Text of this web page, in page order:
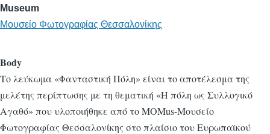
Museum
Μουσείο Φωτογραφίας Θεσσαλονίκης
Body
Το λεύκωμα «Φανταστική Πόλη» είναι το αποτέλεσμα της
μελέτης περίπτωσης με τη θεματική «Η πόλη ως Συλλογικό
Αγαθό» που υλοποιήθηκε από το MOMus-Μουσείο
Φωτογραφίας Θεσσαλονίκης στο πλαίσιο του Ευρωπαϊκού